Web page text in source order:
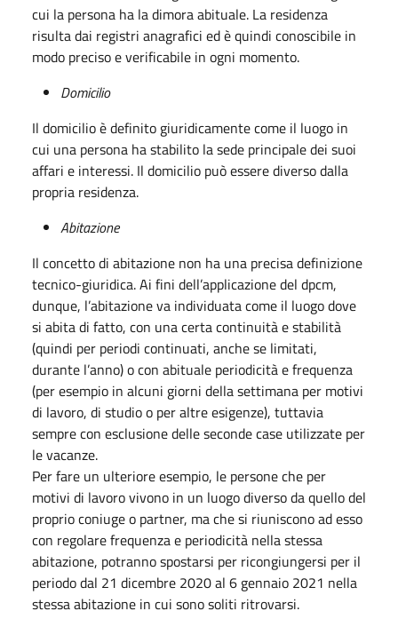
cui la persona ha la dimora abituale. La residenza
risulta dai registri anagrafici ed è quindi conoscibile in
modo preciso e verificabile in ogni momento.
Domicilio
Il domicilio è definito giuridicamente come il luogo in
cui una persona ha stabilito la sede principale dei suoi
affari e interessi. Il domicilio può essere diverso dalla
propria residenza.
Abitazione
Il concetto di abitazione non ha una precisa definizione
tecnico-giuridica. Ai fini dell’applicazione del dpcm,
dunque, l’abitazione va individuata come il luogo dove
si abita di fatto, con una certa continuità e stabilità
(quindi per periodi continuati, anche se limitati,
durante l’anno) o con abituale periodicità e frequenza
(per esempio in alcuni giorni della settimana per motivi
di lavoro, di studio o per altre esigenze), tuttavia
sempre con esclusione delle seconde case utilizzate per
le vacanze.
Per fare un ulteriore esempio, le persone che per
motivi di lavoro vivono in un luogo diverso da quello del
proprio coniuge o partner, ma che si riuniscono ad esso
con regolare frequenza e periodicità nella stessa
abitazione, potranno spostarsi per ricongiungersi per il
periodo dal 21 dicembre 2020 al 6 gennaio 2021 nella
stessa abitazione in cui sono soliti ritrovarsi.